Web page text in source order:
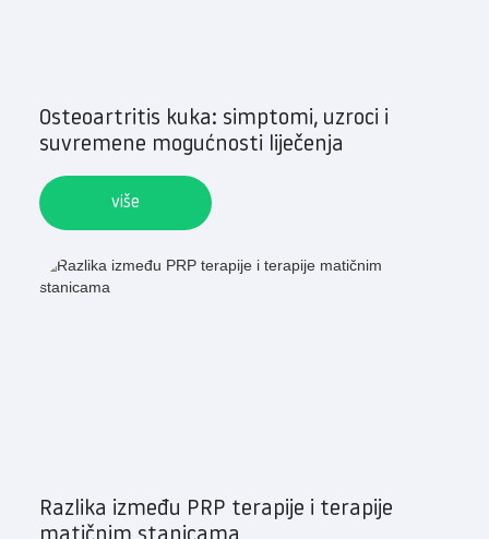
Osteoartritis kuka: simptomi, uzroci i
suvremene mogućnosti liječenja
više
Razlika između PRP terapije i terapije